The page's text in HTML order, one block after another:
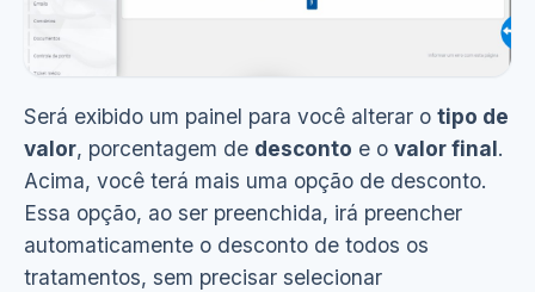
Ver demonstração(5s)
Será exibido um painel para você alterar o tipo de
valor, porcentagem de desconto e o valor final.
Acima, você terá mais uma opção de desconto.
Essa opção, ao ser preenchida, irá preencher
automaticamente o desconto de todos os
tratamentos, sem precisar selecionar